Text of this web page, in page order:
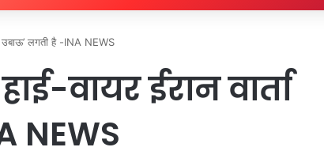
उबाऊ’ लगती है -INA NEWS
वायर ईरान वार्ता
NEWS